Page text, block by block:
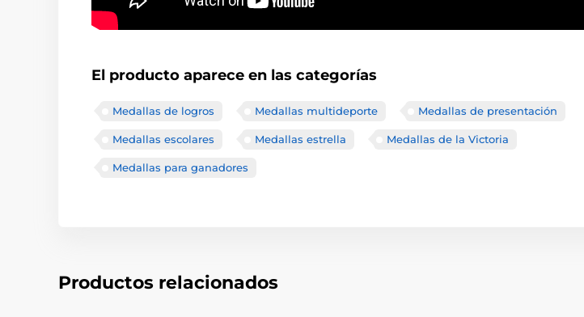
El producto aparece en las categorías
Medallas de logros Medallas multideporte Medallas de presentación
Medallas escolares Medallas estrella Medallas de la Victoria
Medallas para ganadores
Productos relacionados